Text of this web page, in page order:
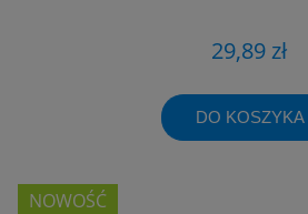
29,89 zł
DO KOSZYKA
NOWOŚĆ